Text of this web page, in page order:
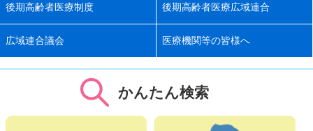
後期高齢者医療制度 後期高齢者医療広域連合
広域連合議会 医療機関等の皆様へ
かんたん検索